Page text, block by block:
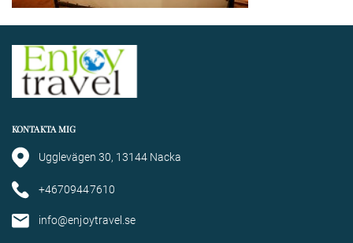
KONTAKTA MIG
Ugglevägen 30, 13144 Nacka
+46709447610
info@enjoytravel.se